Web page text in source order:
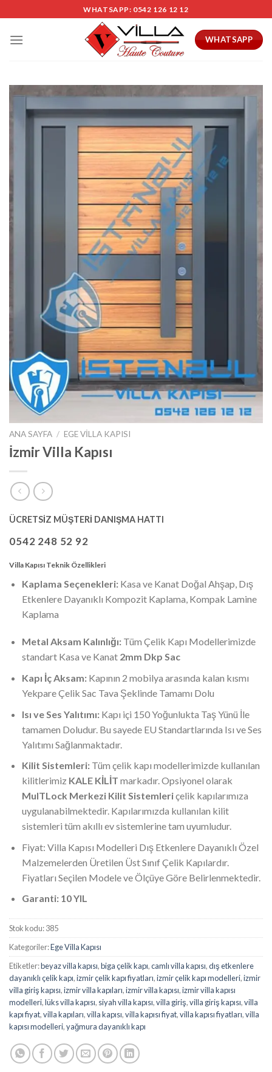
to
content
WHATSAPP: 0542 126 12 12
WHATSAPP
ANA SAYFA / EGE VILLA KAPISI
İzmir Villa Kapısı
ÜCRETSİZ MÜŞTERİ DANIŞMA HATTI
0542 248 52 92
Villa Kapısı Teknik Özellikleri
Kaplama Seçenekleri: Kasa ve Kanat Doğal Ahşap, Dış
Etkenlere Dayanıklı Kompozit Kaplama, Kompak Lamine
Kaplama
Metal Aksam Kalınlığı: Tüm Çelik Kapı Modellerimizde
standart Kasa ve Kanat 2mm Dkp Sac
Kapı İç Aksam:Kapının 2 mobilya arasında kalan kısmı
Yekpare Çelik Sac Tava Şeklinde Tamamı Dolu
Isı ve Ses Yalıtımı:Kapı içi 150 Yoğunlukta Taş Yünü İle
tamamen Doludur. Bu sayede EU Standartlarında Isı ve Ses
Yalıtımı Sağlanmaktadır.
Kilit Sistemleri: Tüm çelik kapı modellerimizde kullanılan
kilitlerimiz KALE KİLİT markadır. Opsiyonel olarak
MulTLock Merkezi Kilit Sistemleriçelik kapılarımıza
uygulanabilmektedir. Kapılarımızda kullanılan kilit
sistemleri tüm akıllı ev sistemlerine tam uyumludur.
Fiyat: Villa Kapısı Modelleri Dış Etkenlere Dayanıklı Özel
Malzemelerden Üretilen Üst Sınıf Çelik Kapılardır.
Fiyatları Seçilen Modele ve Ölçüye Göre Belirlenmektedir.
Garanti: 10 YIL
Stok kodu:385
Kategoriler:Ege Villa Kapısı
Etiketler:beyaz villa kapısı,biga çelik kapı,camlı villa kapısı,dış etkenlere
dayanıklı çelik kapı,izmir çelik kapı fiyatları,izmir çelik kapı modelleri,izmir
villa giriş kapısı,izmir villa kapıları,izmir villa kapısı,izmir villa kapısı
modelleri,lüks villa kapısı, siyah villa kapısı,villa giriş,villa giriş kapısı,villa
kapı fiyat,villa kapıları,villa kapısı,villa kapısı fiyat,villa kapısı fiyatları,villa
kapısı modelleri,yağmura dayanıklı kapı